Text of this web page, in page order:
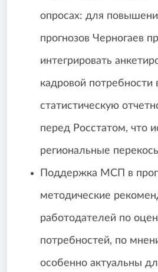
опросах: для
прогнозов Черногаев
интегрировать
кадровой потребности
статистическую
перед Росстатом, что
региональные
Поддержка МСП в
методические
работодателей по
потребностей, по
особенно актуальны